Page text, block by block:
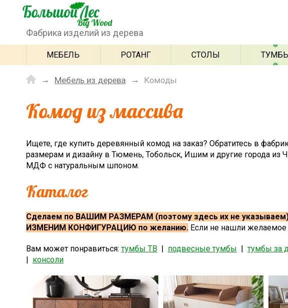
Фабрика изделий из дерева
МЕБЕЛЬ РОТАНГ СТОЛЫ
Мебель из дерева Комоды
Комод из массива
Ищете, где купить деревянный комод на заказ? Обратитесь в
размерам и дизайну в Тюмень, Тобольск, Ишим и другие города из
МДФ с натуральным шпоном.
Каталог
Сделаем по ВАШИМ РАЗМЕРАМ (поэтому здесь их не
ИЗМЕНИМ КОНФИГУРАЦИЮ по желанию. Если не нашли желаемое
Вам может понравиться:тумбы ТВ | подвесные тумбы |тумбы за
| консоли